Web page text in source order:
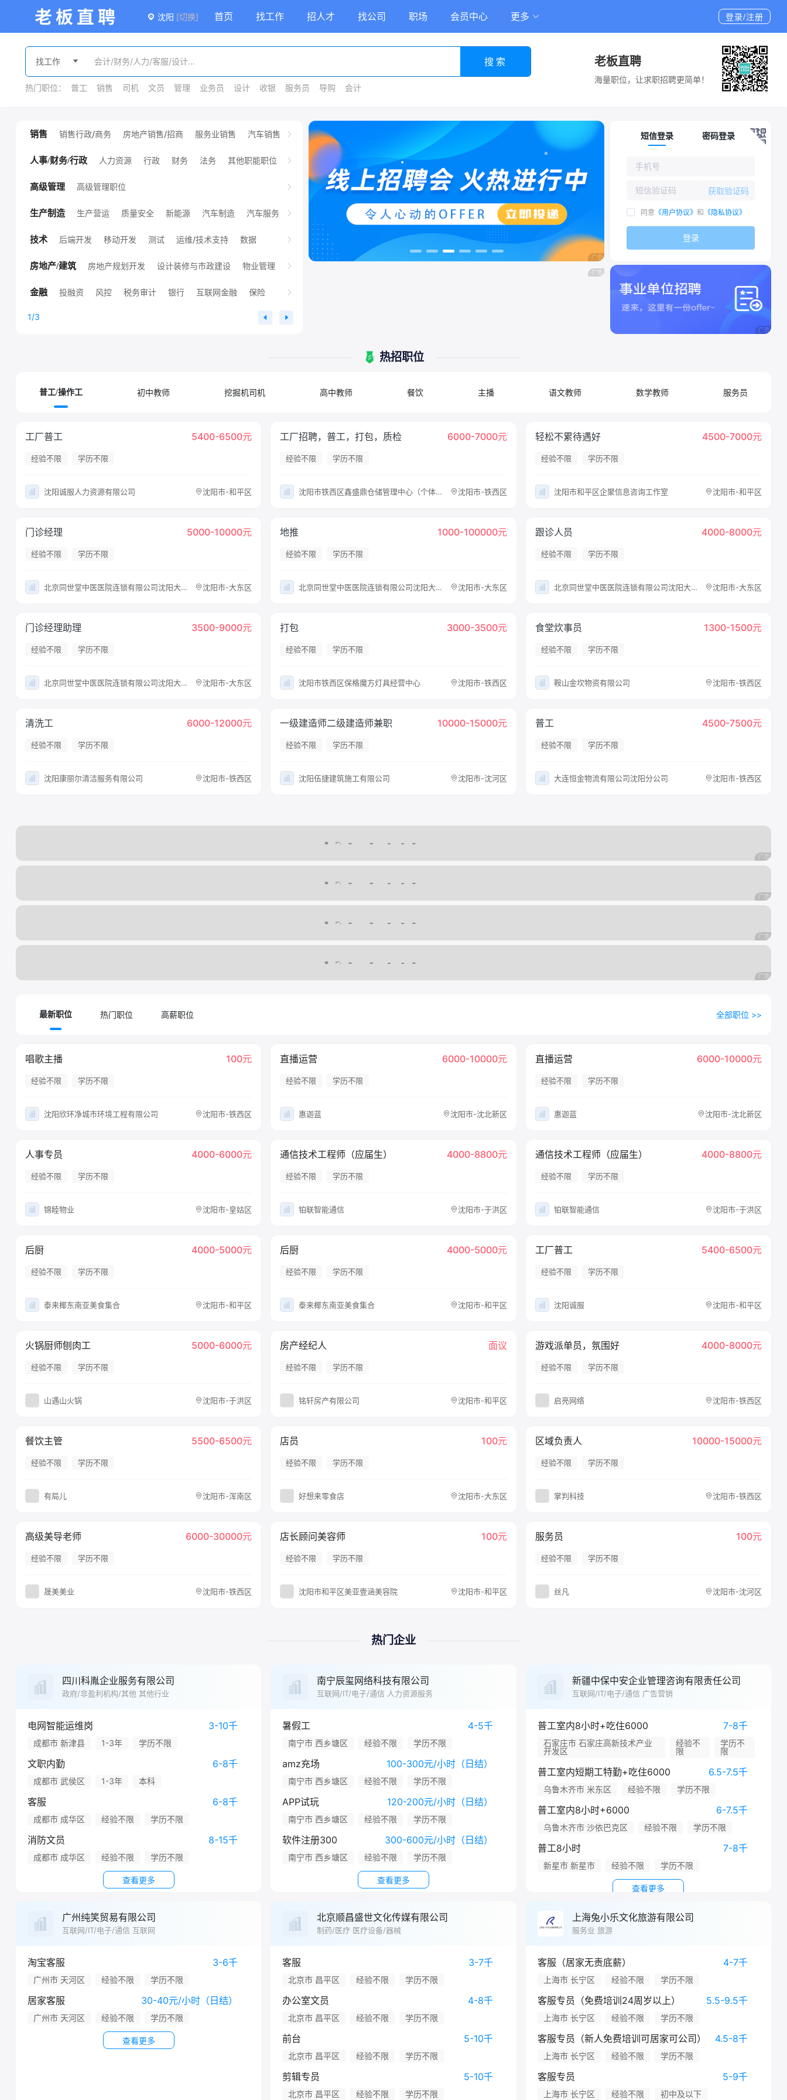
沈阳 [切换] 首页 找工作 招人才 找公司 职场 会员中心 更多 登录/注册
搜 索
热门职位： 普工 销售 司机 文员 管理 业务员 设计 收银 服务员 导购 会计
老板直聘
海量职位，让求职招聘更简单！
销售 销售行政/商务 房地产销售/招商 服务业销售
汽车销售
医疗销售
销售管理 其他销售职位
人事/财务/行政 人力资源 行政 财务 法务 其他职能职位
高级管理 高级管理职位
生产制造 生产营运 质量安全 新能源 汽车制造
汽车服务
其他生产制造职位
环保 能源/地质
技术 后端开发 移动开发 测试 运维/技术支持
数据
高端技术职位
人工智能 销售技术支持 其他技术职位
房地产/建筑 房地产规划开发 设计装修与市政建设
物业管理
金融 投融资 风控 税务审计 银行 互联网金融
保险
1/3
短信登录 密码登录
获取验证码
同意 《用户协议》 和 《隐私协议》
登录
热招职位
普工/操作工 初中教师 挖掘机司机 高中教师 餐饮 主播 语文教师 数学教师 服务员
工厂普工 5400-6500元
经验不限 学历不限
沈阳诚服人力资源有限公司 沈阳市-和平区
工厂招聘，普工，打包，质检 6000-7000元
经验不限 学历不限
沈阳市铁西区鑫盛鼎仓储管理中心（个体工商户） 沈阳市-铁西区
轻松不累待遇好 4500-7000元
经验不限 学历不限
沈阳市和平区企聚信息咨询工作室 沈阳市-和平区
门诊经理 5000-10000元
经验不限 学历不限
北京同世堂中医医院连锁有限公司沈阳大东同世堂第壹柒叁中医诊所 沈阳市-大东区
地推 1000-100000元
经验不限 学历不限
北京同世堂中医医院连锁有限公司沈阳大东同世堂第壹柒叁中医诊所 沈阳市-大东区
跟诊人员 4000-8000元
经验不限 学历不限
北京同世堂中医医院连锁有限公司沈阳大东同世堂第壹柒叁中医诊所 沈阳市-大东区
门诊经理助理 3500-9000元
经验不限 学历不限
北京同世堂中医医院连锁有限公司沈阳大东同世堂第壹柒叁中医诊所 沈阳市-大东区
打包 3000-3500元
经验不限 学历不限
沈阳市铁西区保格魔方灯具经营中心 沈阳市-铁西区
食堂炊事员 1300-1500元
经验不限 学历不限
鞍山金坎物资有限公司 沈阳市-铁西区
清洗工 6000-12000元
经验不限 学历不限
沈阳康丽尔清洁服务有限公司 沈阳市-铁西区
一级建造师二级建造师兼职 10000-15000元
经验不限 学历不限
沈阳伍捷建筑施工有限公司 沈阳市-沈河区
普工 4500-7500元
经验不限 学历不限
大连恒金物流有限公司沈阳分公司 沈阳市-铁西区
最新职位 热门职位 高薪职位 全部职位 >>
唱歌主播 100元
经验不限 学历不限
沈阳欣环净城市环境工程有限公司 沈阳市-铁西区
直播运营 6000-10000元
经验不限 学历不限
惠迦蓝 沈阳市-沈北新区
直播运营 6000-10000元
经验不限 学历不限
惠迦蓝 沈阳市-沈北新区
人事专员 4000-6000元
经验不限 学历不限
锦睦物业 沈阳市-皇姑区
通信技术工程师（应届生） 4000-8800元
经验不限 学历不限
铂联智能通信 沈阳市-于洪区
通信技术工程师（应届生） 4000-8800元
经验不限 学历不限
铂联智能通信 沈阳市-于洪区
后厨 4000-5000元
经验不限 学历不限
泰来椰东南亚美食集合 沈阳市-和平区
后厨 4000-5000元
经验不限 学历不限
泰来椰东南亚美食集合 沈阳市-和平区
工厂普工 5400-6500元
经验不限 学历不限
沈阳诚服 沈阳市-和平区
火锅厨师刨肉工 5000-6000元
经验不限 学历不限
山遇山火锅 沈阳市-于洪区
房产经纪人 面议
经验不限 学历不限
铭轩房产有限公司 沈阳市-和平区
游戏派单员，氛围好 4000-8000元
经验不限 学历不限
启亮网络 沈阳市-铁西区
餐饮主管 5500-6500元
经验不限 学历不限
有局儿 沈阳市-浑南区
店员 100元
经验不限 学历不限
好想来零食店 沈阳市-大东区
区域负责人 10000-15000元
经验不限 学历不限
掌判科技 沈阳市-铁西区
高级美导老师 6000-30000元
经验不限 学历不限
晟美美业 沈阳市-铁西区
店长顾问美容师 100元
经验不限 学历不限
沈阳市和平区美亚壹涵美容院 沈阳市-和平区
服务员 100元
经验不限 学历不限
丝凡 沈阳市-沈河区
热门企业
四川科胤企业服务有限公司
政府/非盈利机构/其他 其他行业
电网智能运维岗 3-10千
成都市 新津县 1-3年 学历不限
文职内勤 6-8千
成都市 武侯区 1-3年 本科
客服 6-8千
成都市 成华区 经验不限 学历不限
消防文员 8-15千
成都市 成华区 经验不限 学历不限
查看更多
南宁辰玺网络科技有限公司
互联网/IT/电子/通信 人力资源服务
暑假工 4-5千
南宁市 西乡塘区 经验不限 学历不限
amz充场 100-300元/小时（日结）
南宁市 西乡塘区 经验不限 学历不限
APP试玩 120-200元/小时（日结）
南宁市 西乡塘区 经验不限 学历不限
软件注册300 300-600元/小时（日结）
南宁市 西乡塘区 经验不限 学历不限
查看更多
新疆中保中安企业管理咨询有限责任公司
互联网/IT/电子/通信 广告营销
普工室内8小时+吃住6000 7-8千
石家庄市 石家庄高新技术产业
开发区
经验不
限
学历不
限
普工室内短期工特勤+吃住6000 6.5-7.5千
乌鲁木齐市 米东区 经验不限 学历不限
普工室内8小时+6000 6-7.5千
乌鲁木齐市 沙依巴克区 经验不限 学历不限
普工8小时 7-8千
新星市 新星市 经验不限 学历不限
查看更多
广州纯笑贸易有限公司
互联网/IT/电子/通信 互联网
淘宝客服 3-6千
广州市 天河区 经验不限 学历不限
居家客服 30-40元/小时（日结）
广州市 天河区 经验不限 学历不限
查看更多
北京顺昌盛世文化传媒有限公司
制药/医疗 医疗设备/器械
客服 3-7千
北京市 昌平区 经验不限 学历不限
办公室文员 4-8千
北京市 昌平区 经验不限 学历不限
前台 5-10千
北京市 昌平区 经验不限 学历不限
剪辑专员 5-10千
北京市 昌平区 经验不限 学历不限
上海兔小乐文化旅游有限公司
服务业 旅游
客服（居家无责底薪） 4-7千
上海市 长宁区 经验不限 学历不限
客服专员（免费培训24周岁以上） 5.5-9.5千
上海市 长宁区 经验不限 学历不限
客服专员（新人免费培训可居家可公司） 4.5-8千
上海市 长宁区 经验不限 学历不限
客服专员 5-9千
上海市 长宁区 经验不限 初中及以下